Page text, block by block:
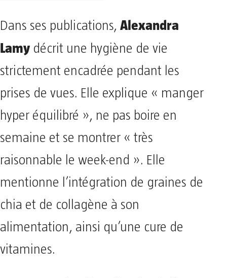
Dans ses publications, Alexandra
Lamy décrit une hygiène de vie
strictement encadrée pendant les
prises de vues. Elle explique « manger
hyper équilibré », ne pas boire en
semaine et se montrer « très
raisonnable le week-end ». Elle
mentionne l’intégration de graines de
chia et de collagène à son
alimentation, ainsi qu’une cure de
vitamines.